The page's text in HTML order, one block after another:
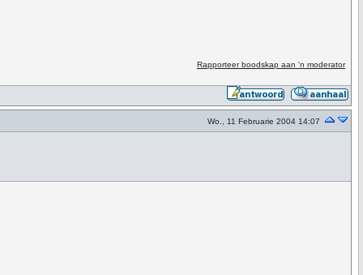
Rapporteer boodskap aan 'n moderator
Wo., 11 Februarie 2004 14:07